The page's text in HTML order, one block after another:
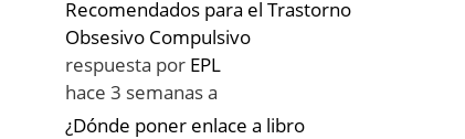
Recomendados para el Trastorno
Obsesivo Compulsivo
respuesta por EPL
hace 3 semanas a
¿Dónde poner enlace a libro